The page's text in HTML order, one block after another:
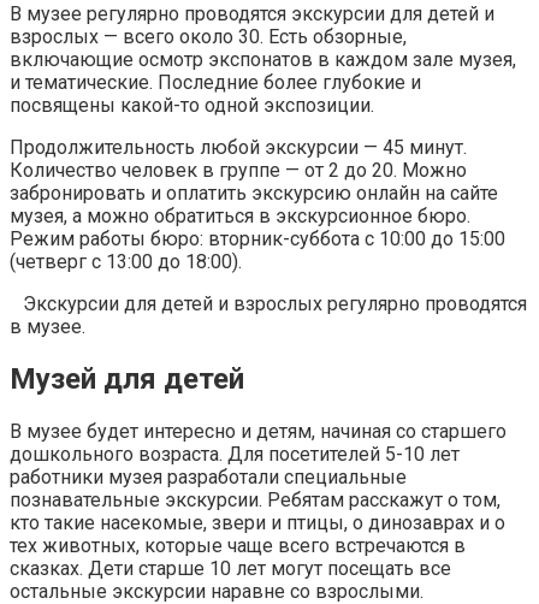
В музее регулярно проводятся экскурсии для детей и
взрослых — всего около 30. Есть обзорные,
включающие осмотр экспонатов в каждом зале музея,
и тематические. Последние более глубокие и
посвящены какой-то одной экспозиции.
Продолжительность любой экскурсии — 45 минут.
Количество человек в группе — от 2 до 20. Можно
забронировать и оплатить экскурсию онлайн на сайте
музея, а можно обратиться в экскурсионное бюро.
Режим работы бюро: вторник-суббота с 10:00 до 15:00
(четверг с 13:00 до 18:00).
Экскурсии для детей и взрослых регулярно проводятся
в музее.
Музей для детей
В музее будет интересно и детям, начиная со старшего
дошкольного возраста. Для посетителей 5-10 лет
работники музея разработали специальные
познавательные экскурсии. Ребятам расскажут о том,
кто такие насекомые, звери и птицы, о динозаврах и о
тех животных, которые чаще всего встречаются в
сказках. Дети старше 10 лет могут посещать все
остальные экскурсии наравне со взрослыми.